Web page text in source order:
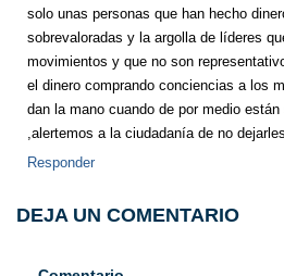
solo unas personas que han hecho
sobrevaloradas y la argolla de líderes
movimientos y que no son
el dinero comprando conciencias a los
dan la mano cuando de por medio
,alertemos a la ciudadanía de no
Responder
DEJA UN COMENTARIO